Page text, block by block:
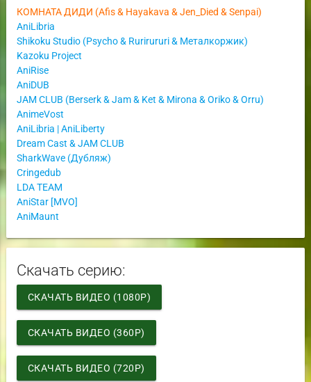
КОМНАТА ДИДИ (Afis & Hayakava & Jen_Died & Senpai)
AniLibria
Shikoku Studio (Psycho & Rurirururi & Металкоржик)
Kazoku Project
AniRise
AniDUB
JAM CLUB (Berserk & Jam & Ket & Mirona & Oriko & Orru)
AnimeVost
AniLibria | AniLiberty
Dream Cast & JAM CLUB
SharkWave (Дубляж)
Cringedub
LDA TEAM
AniStar [MVO]
AniMaunt
Скачать серию:
СКАЧАТЬ ВИДЕО (1080P)
СКАЧАТЬ ВИДЕО (360P)
СКАЧАТЬ ВИДЕО (720P)